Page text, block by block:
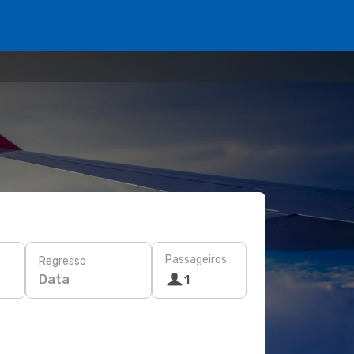
Regresso
Data
Passageiros
1